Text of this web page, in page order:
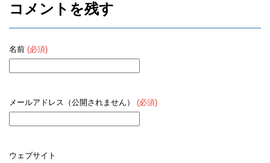
コメントを残す
名前 (必須)
メールアドレス（公開されません） (必須)
ウェブサイト